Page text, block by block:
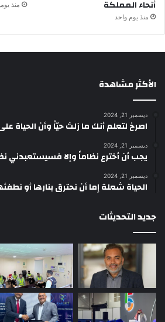
أنحاء المملكة
منذ يوم واحد
منذ
الأكثر مشاهدة
ديسمبر 21, 2024
‫اصرخ لتعلم أنك ما زلتَ حيّاً وأن الحياة
ديسمبر 21, 2024
يجب أن أخترع نظاماً وإلا فسيستعبدني
ديسمبر 21, 2024
الحياة شعلة إما أن نحترق بنارها أو
جديد التحديثات